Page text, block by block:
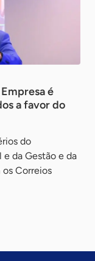
é
a favor do
do
da Gestão e da
Correios